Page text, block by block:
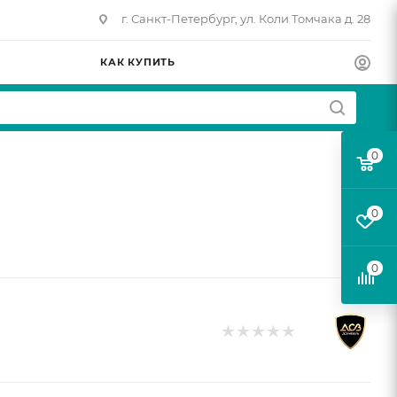
г. Санкт-Петербург, ул. Коли Томчака д. 28
КАК КУПИТЬ
0
0
0